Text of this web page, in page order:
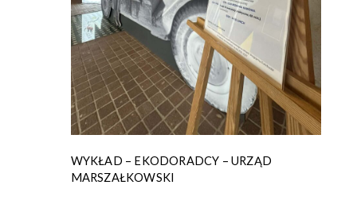
WYKŁAD – EKODORADCY – URZĄD
MARSZAŁKOWSKI